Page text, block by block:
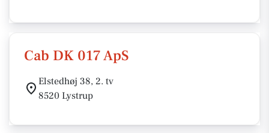
Cab DK 017 ApS
Elstedhøj 38, 2. tv
8520 Lystrup